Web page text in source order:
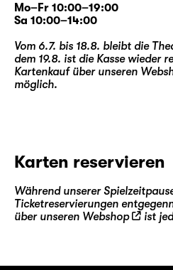
Mo–Fr 10:00–19:00
Sa 10:00–14:00
Vom 6.7. bis 18.8. bleibt die
dem 19.8. ist die Kasse wieder
Kartenkauf über unseren
möglich.
Karten reservieren
Während unserer
Ticketreservierungen
über unseren Webshop ist